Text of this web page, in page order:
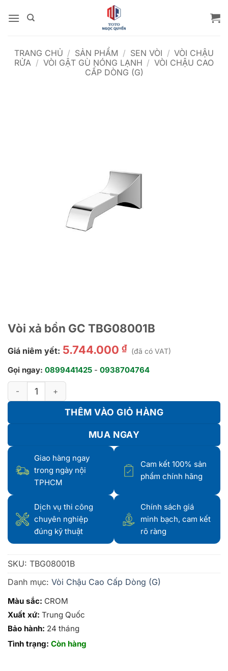
qua
TRANG CHỦ / SẢN PHẨM / SEN VÒI / VÒI CHẬU
RỬA / VÒI GẬT GÙ NÓNG LẠNH / VÒI CHẬU CAO
CẤP DÒNG (G)
Vòi xả bồn GC TBG08001B
Giá niêm yết: 5.744.000 ₫ (đã có VAT)
Gọi ngay: 0899441425 - 0938704764
Vòi xả bồn GC TBG08001B số lượng
THÊM VÀO GIỎ HÀNG
MUA NGAY
Giao hàng ngay
trong ngày nội
TPHCM
Cam kết 100% sản
phẩm chính hãng
Dịch vụ thi công
chuyên nghiệp
đúng kỹ thuật
Chính sách giá
minh bạch, cam kết
rõ ràng
SKU: TBG08001B
Danh mục: Vòi Chậu Cao Cấp Dòng (G)
Màu sắc: CROM
Xuất xứ: Trung Quốc
Bảo hành: 24 tháng
Tình trạng: Còn hàng